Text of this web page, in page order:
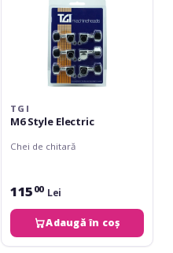
TGI
M6 Style Electric
Chei de chitară
115 00 Lei
Adaugă în coș